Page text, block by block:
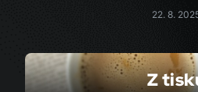
22. 8.
Z